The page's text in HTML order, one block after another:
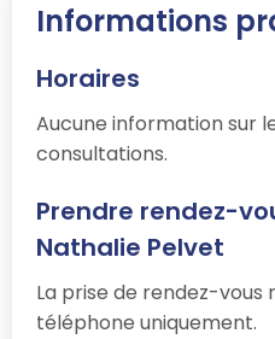
Informations
Horaires
Aucune information sur
consultations.
Prendre rendez-
Nathalie Pelvet
La prise de rendez-vous
téléphone uniquement.